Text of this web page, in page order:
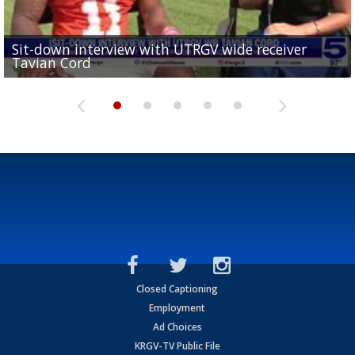
Sit-down interview with UTRGV wide receiver
Tavian Cord
Two-a-Day Tour 2026: Raymondville Bearkats
Two-a-Day Tour 2026: Port Isabel Tarpons
UTRGV football ranks fourth in SLC preseason poll
and receiving votes in...
Two-a-Day Tour 2026: Santa Rosa Warriors
Closed Captioning
Employment
Ad Choices
KRGV-TV Public File